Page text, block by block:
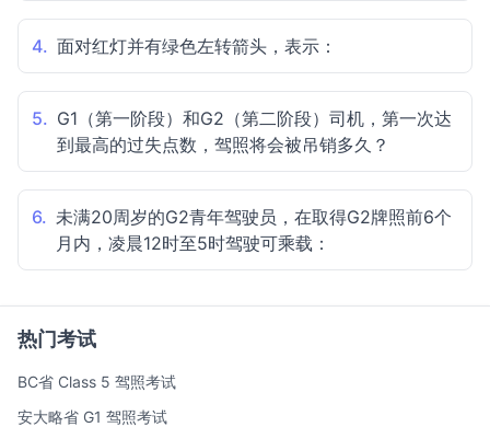
4. 面对红灯并有绿色左转箭头，表示：
5. G1（第一阶段）和G2（第二阶段）司机，第一次达
到最高的过失点数，驾照将会被吊销多久？
6. 未满20周岁的G2青年驾驶员，在取得G2牌照前6个
月内，凌晨12时至5时驾驶可乘载：
热门考试
BC省 Class 5 驾照考试
安大略省 G1 驾照考试